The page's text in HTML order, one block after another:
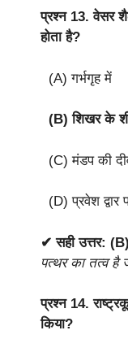
प्रश्न 13.वेसर
होता है?
(A) गर्भगृह में
(B) शिखर के
(C) मंडप की
(D) प्रवेश द्वार
✔ सही उत्तर:
पत्थर का तत्व है
प्रश्न 14.
किया?